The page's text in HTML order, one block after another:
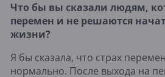
Что бы вы сказали людям,
перемен и не решаются
жизни?
Я бы сказала, что страх
нормально. После выхода на